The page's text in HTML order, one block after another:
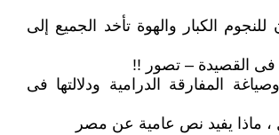
الكبار والهوة تأخد الجميع إلى
فى القصيدة – تصور !!
المفارقة الدرامية ودلالتها فى
، ماذا يفيد نص عامية عن مصر